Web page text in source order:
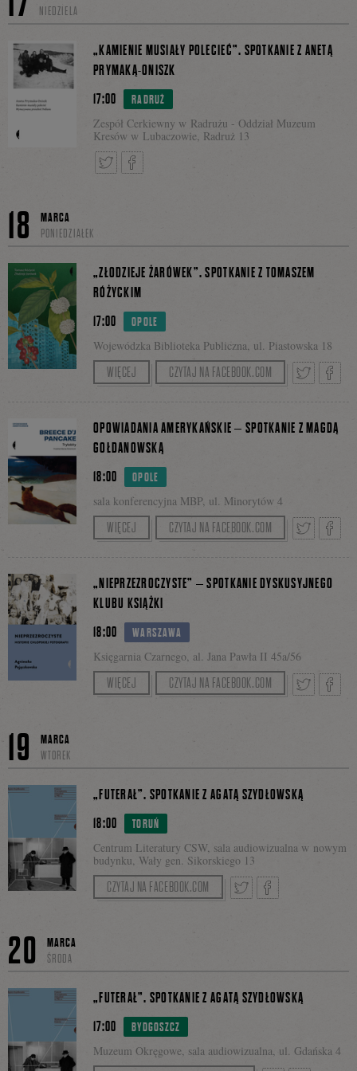
się
na
Facebooku
NIEDZIELA
17:00 RADRUŻ
Zespół Cerkiewny w Radrużu - Oddział Muzeum
Kresów w Lubaczowie, Radruż 13
„KAMIENIE MUSIAŁY POLECIEĆ”. SPOTKANIE Z ANETĄ
PRYMAKĄ-ONISZK
się
na
18
MARCA
PONIEDZIAŁEK
17:00 OPOLE
Wojewódzka Biblioteka Publiczna, ul. Piastowska 18
„ZŁODZIEJE ŻARÓWEK”. SPOTKANIE Z TOMASZEM
RÓŻYCKIM
Moderatorką spotkania: Małgorzata Sobolewska.
WIĘCEJ CZYTAJ NA FACEBOOK.COM
na
18:00 OPOLE
sala konferencyjna MBP, ul. Minorytów 4
OPOWIADANIA AMERYKAŃSKIE – SPOTKANIE Z MAGDĄ
GOŁDANOWSKĄ
Prowadzenie: Sławomir Kuźnicki.
WIĘCEJ CZYTAJ NA FACEBOOK.COM
na
18:00 WARSZAWA
Księgarnia Czarnego, al. Jana Pawła II 45a/56
„NIEPRZEZROCZYSTE” – SPOTKANIE DYSKUSYJNEGO
KLUBU KSIĄŻKI
Serdecznie zapraszamy na kolejne spotkanie
chłopskiej fotografii".
Prosimy o przesłanie potwierdzenia przybycia na
adres: ksiegarnia@czarne.com.pl.
Spotkanie odbędzie w sali na poziomie -1.
WIĘCEJ CZYTAJ NA FACEBOOK.COM
na
19
MARCA
WTOREK
18:00 TORUŃ
Centrum Literatury CSW, sala audiowizualna w nowym
budynku, Wały gen. Sikorskiego 13
„FUTERAŁ”. SPOTKANIE Z AGATĄ SZYDŁOWSKĄ
CZYTAJ NA FACEBOOK.COM
się
na
20
MARCA
ŚRODA
17:00 BYDGOSZCZ
Muzeum Okręgowe, sala audiowizualna, ul. Gdańska 4
„FUTERAŁ”. SPOTKANIE Z AGATĄ SZYDŁOWSKĄ